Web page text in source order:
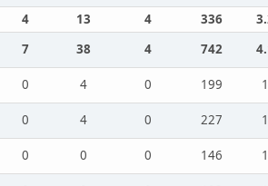
4 13 4 336
7 38 4 742
0 4 0 199
0 4 0 227
0 0 0 146